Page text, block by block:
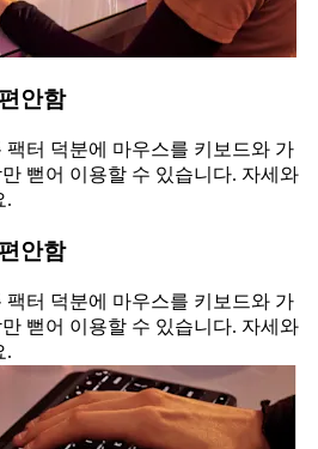
안함
팩터 덕분에 마우스를 키보드와 가
뻗어 이용할 수 있습니다. 자세와
.
안함
팩터 덕분에 마우스를 키보드와 가
뻗어 이용할 수 있습니다. 자세와
.